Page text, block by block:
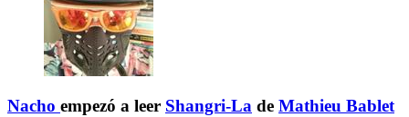
Nacho empezó a leer Shangri-La de Mathieu Bablet